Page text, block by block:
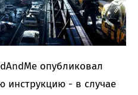
опубликовал
инструкцию - в случае